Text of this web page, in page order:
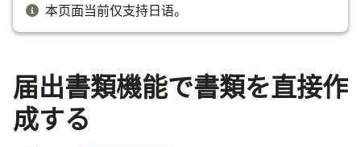
本页面当前仅支持日语。
届出書類機能で書類を直接作
成する